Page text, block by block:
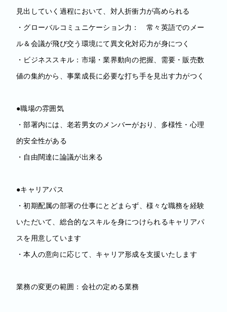
見出していく過程において、対人折衝力が高められる
・グローバルコミュニケーション力： 常々英語でのメー
ル＆会議が飛び交う環境にて異文化対応力が身につく
・ビジネススキル：市場・業界動向の把握、需要・販売数
値の集約から、事業成長に必要な打ち手を見出す力がつく
●職場の雰囲気
・部署内には、老若男女のメンバーがおり、多様性・心理
的安全性がある
・自由闊達に論議が出来る
●キャリアパス
・初期配属の部署の仕事にとどまらず、様々な職務を経験
いただいて、総合的なスキルを身につけられるキャリアパ
スを用意しています
・本人の意向に応じて、キャリア形成を支援いたします
業務の変更の範囲：会社の定める業務